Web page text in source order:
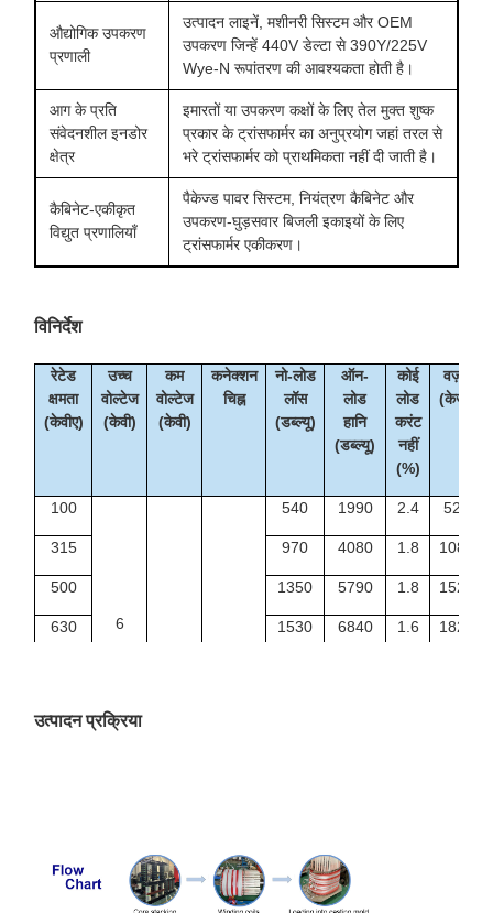
औद्योगिक उपकरण
प्रणाली
उत्पादन लाइनें, मशीनरी सिस्टम और OEM
उपकरण जिन्हें 440V डेल्टा से 390Y/225V
Wye-N रूपांतरण की आवश्यकता होती है।
आग के प्रति
संवेदनशील इनडोर
क्षेत्र
इमारतों या उपकरण कक्षों के लिए तेल मुक्त शुष्क
प्रकार के ट्रांसफार्मर का अनुप्रयोग जहां तरल से
भरे ट्रांसफार्मर को प्राथमिकता नहीं दी जाती है।
कैबिनेट-एकीकृत
विद्युत प्रणालियाँ
पैकेज्ड पावर सिस्टम, नियंत्रण कैबिनेट और
उपकरण-घुड़सवार बिजली इकाइयों के लिए
ट्रांसफार्मर एकीकरण।
विनिर्देश
रेटेड
क्षमता
(केवीए)
उच्च
वोल्टेज
(केवी)
कम
वोल्टेज
(केवी)
कनेक्शन
चिह्न
नो-लोड
लॉस
(डब्ल्यू)
ऑन-
लोड
हानि
(डब्ल्यू)
कोई
लोड
करंट
नहीं
(%)
वज़न
(केजी)
100
6
540 1990 2.4 520
315 970 4080 1.8 1085
500 1350 5790 1.8 1520
630 1530 6840 1.6 1820
उत्पादन प्रक्रिया